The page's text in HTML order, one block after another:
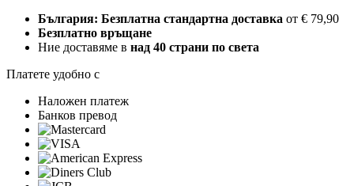
България: Безплатна стандартна доставка от € 79,90
Безплатно връщане
Ние доставяме в над 40 страни по света
Платете удобно с
Наложен платеж
Банков превод